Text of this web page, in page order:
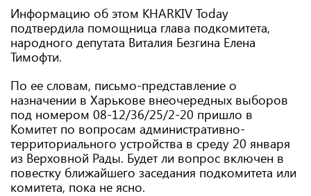
Информацию об этом KHARKIV Today
подтвердила помощница глава подкомитета,
народного депутата Виталия Безгина Елена
Тимофти.
По ее словам, письмо-представление о
назначении в Харькове внеочередных выборов
под номером 08-12/36/25/2-20 пришло в
Комитет по вопросам административно-
территориального устройства в среду 20 января
из Верховной Рады. Будет ли вопрос включен в
повестку ближайшего заседания подкомитета или
комитета, пока не ясно.